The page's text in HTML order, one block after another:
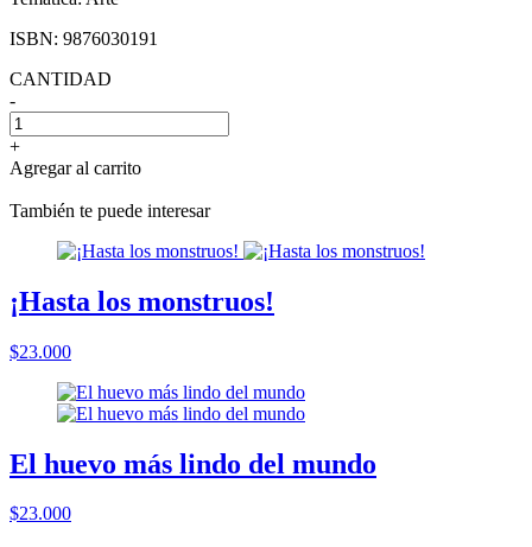
ISBN: 9876030191
CANTIDAD
-
+
Agregar al carrito
También te puede interesar
¡Hasta los monstruos!
$23.000
El huevo más lindo del mundo
$23.000